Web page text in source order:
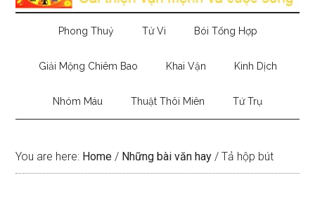
Phong Thuỷ Tử Vi Bói Tổng Hợp
Giải Mộng Chiêm Bao Khai Vận Kinh Dịch
Nhóm Máu Thuật Thôi Miên Tứ Trụ
You are here: Home / Những bài văn hay / Tả hộp bút